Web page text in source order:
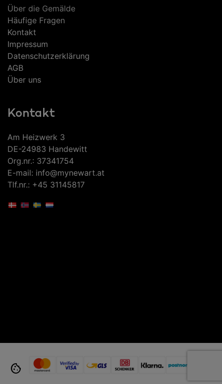
Über die Gemälde
Häufige Fragen
Kontakt
Impressum
Datenschutzerklärung
AGB
Über uns
Kontakt
Am Heizwerk 3
DE-24983 Handewitt
Org.nr.: 37341754
E-mail: info@mynewart.at
Tlf.nr.: +45 31145817
cookie